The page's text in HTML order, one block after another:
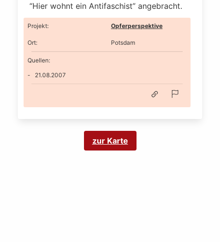
“Hier wohnt ein Antifaschist” angebracht.
Projekt: Opferperspektive
Ort: Potsdam
Quellen:
21.08.2007
zur Karte